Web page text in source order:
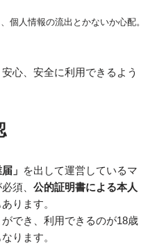
個人情報の流出とかないか心配。
心、安全に利用できるよう
」 を出して運営しているマ
須、 公的証明書による本人
ります。
でき、利用できるのが18歳
ります。